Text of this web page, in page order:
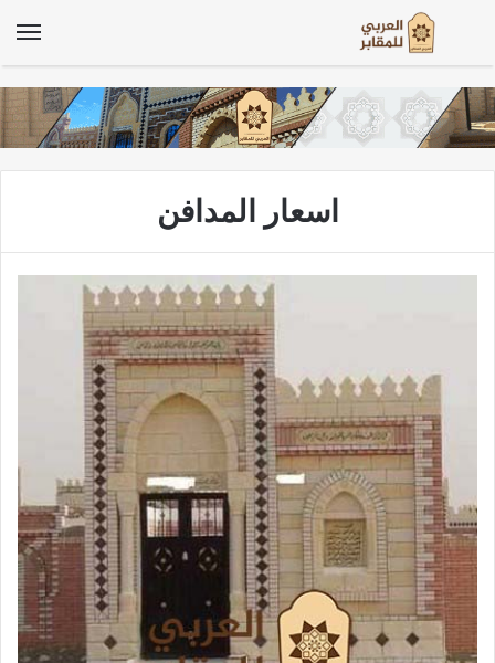
اسعار المدافن